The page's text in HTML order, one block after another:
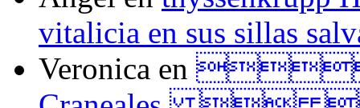
vitalicia en sus sillas
Veronica en